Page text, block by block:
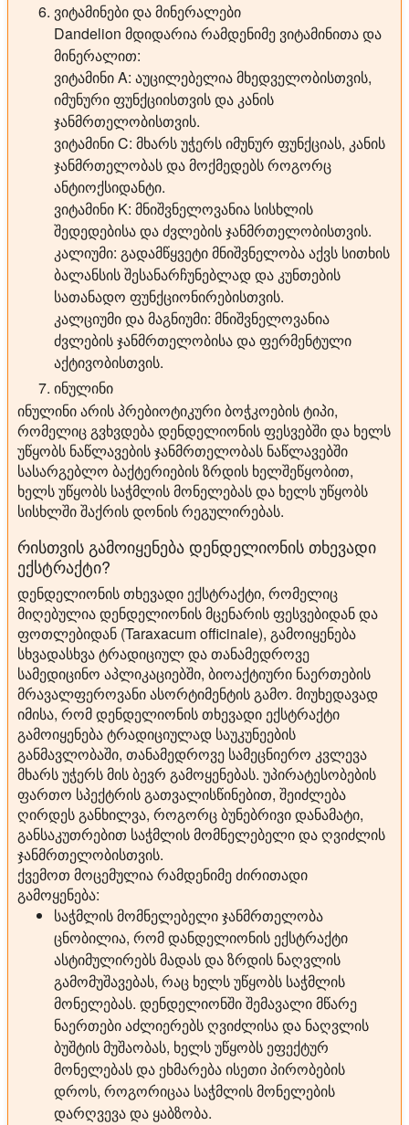
ვიტამინები და მინერალები
Dandelion მდიდარია რამდენიმე ვიტამინითა და
მინერალით:
ვიტამინი A: აუცილებელია მხედველობისთვის,
იმუნური ფუნქციისთვის და კანის
ჯანმრთელობისთვის.
ვიტამინი C: მხარს უჭერს იმუნურ ფუნქციას, კანის
ჯანმრთელობას და მოქმედებს როგორც
ანტიოქსიდანტი.
ვიტამინი K: მნიშვნელოვანია სისხლის
შედედებისა და ძვლების ჯანმრთელობისთვის.
კალიუმი: გადამწყვეტი მნიშვნელობა აქვს სითხის
ბალანსის შესანარჩუნებლად და კუნთების
სათანადო ფუნქციონირებისთვის.
კალციუმი და მაგნიუმი: მნიშვნელოვანია
ძვლების ჯანმრთელობისა და ფერმენტული
აქტივობისთვის.
ინულინი
ინულინი არის პრებიოტიკური ბოჭკოების ტიპი,
რომელიც გვხვდება დენდელიონის ფესვებში და ხელს
უწყობს ნაწლავების ჯანმრთელობას ნაწლავებში
სასარგებლო ბაქტერიების ზრდის ხელშეწყობით,
ხელს უწყობს საჭმლის მონელებას და ხელს უწყობს
სისხლში შაქრის დონის რეგულირებას.
რისთვის გამოიყენება დენდელიონის თხევადი
ექსტრაქტი?
დენდელიონის თხევადი ექსტრაქტი, რომელიც
მიღებულია დენდელიონის მცენარის ფესვებიდან და
ფოთლებიდან (Taraxacum officinale), გამოიყენება
სხვადასხვა ტრადიციულ და თანამედროვე
სამედიცინო აპლიკაციებში, ბიოაქტიური ნაერთების
მრავალფეროვანი ასორტიმენტის გამო. მიუხედავად
იმისა, რომ დენდელიონის თხევადი ექსტრაქტი
გამოიყენება ტრადიციულად საუკუნეების
განმავლობაში, თანამედროვე სამეცნიერო კვლევა
მხარს უჭერს მის ბევრ გამოყენებას. უპირატესობების
ფართო სპექტრის გათვალისწინებით, შეიძლება
ღირდეს განხილვა, როგორც ბუნებრივი დანამატი,
განსაკუთრებით საჭმლის მომნელებელი და ღვიძლის
ჯანმრთელობისთვის.
ქვემოთ მოცემულია რამდენიმე ძირითადი
გამოყენება:
საჭმლის მომნელებელი ჯანმრთელობა
ცნობილია, რომ დანდელიონის ექსტრაქტი
ასტიმულირებს მადას და ზრდის ნაღვლის
გამომუშავებას, რაც ხელს უწყობს საჭმლის
მონელებას. დენდელიონში შემავალი მწარე
ნაერთები აძლიერებს ღვიძლისა და ნაღვლის
ბუშტის მუშაობას, ხელს უწყობს ეფექტურ
მონელებას და ეხმარება ისეთი პირობების
დროს, როგორიცაა საჭმლის მონელების
დარღვევა და ყაბზობა.